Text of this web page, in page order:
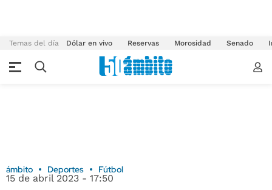
Temas del día Dólar en vivo Reservas Morosidad Senado
ámbito Deportes Fútbol
15 de abril 2023 - 17:50